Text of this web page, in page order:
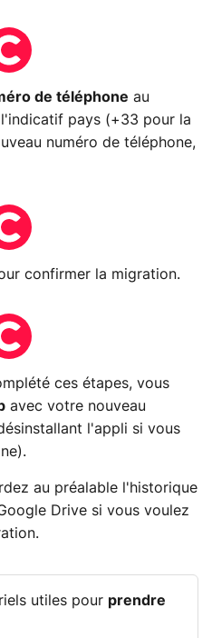
de téléphone au
pays (+33 pour la
numéro de téléphone,
confirmer la migration.
ces étapes, vous
avec votre nouveau
l'appli si vous
au préalable l'historique
Drive si vous voulez
utiles pour prendre